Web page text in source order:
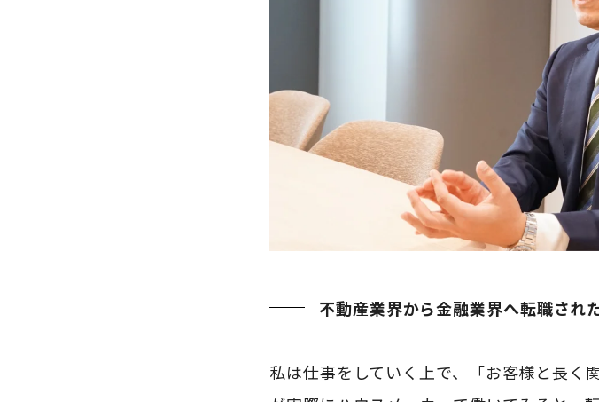
不動産業界から金融業界へ転職され
私は仕事をしていく上で、「お客様と長く